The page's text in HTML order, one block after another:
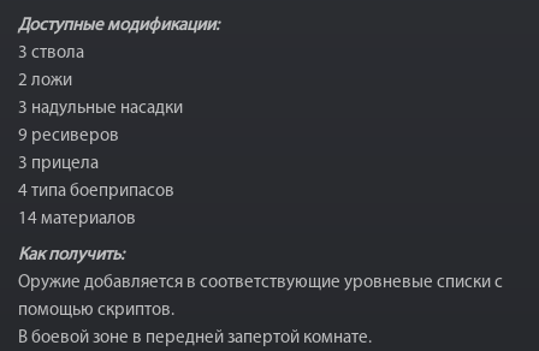
Доступные модификации:
3 ствола
2 ложи
3 надульные насадки
9 ресиверов
3 прицела
4 типа боеприпасов
14 материалов
Как получить:
Оружие добавляется в соответствующие уровневые списки с
помощью скриптов.
В боевой зоне в передней запертой комнате.